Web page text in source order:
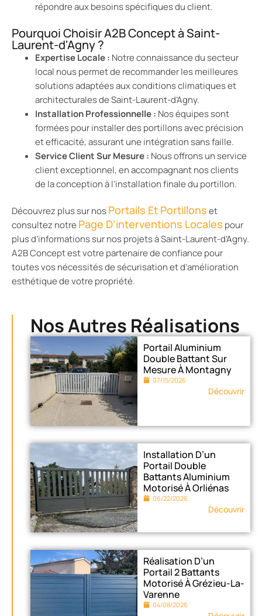
répondre aux besoins spécifiques du client.
Pourquoi Choisir A2B Concept à Saint-
Laurent-d'Agny ?
Expertise Locale : Notre connaissance du secteur
local nous permet de recommander les meilleures
solutions adaptées aux conditions climatiques et
architecturales de Saint-Laurent-d’Agny.
Installation Professionnelle : Nos équipes sont
formées pour installer des portillons avec précision
et efficacité, assurant une intégration sans faille.
Service Client Sur Mesure : Nous offrons un service
client exceptionnel, en accompagnant nos clients
de la conception à l’installation finale du portillon.
Découvrez plus sur nosPortails Et Portillonset
consultez notre Page D’interventions Locales pour
plus d’informations sur nos projets à Saint-Laurent-d’Agny.
A2B Concept est votre partenaire de confiance pour
toutes vos nécessités de sécurisation et d’amélioration
esthétique de votre propriété.
Nos Autres Réalisations
Portail Aluminium
Double Battant Sur
Mesure À Montagny
07/15/2026
Découvrir
Installation D’un
Portail Double
Battants Aluminium
Motorisé À Orliénas
06/22/2026
Découvrir
Réalisation D’un
Portail 2 Battants
Motorisé À Grézieu-La-
Varenne
04/08/2026